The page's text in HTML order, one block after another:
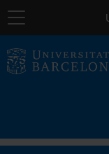
Navigation